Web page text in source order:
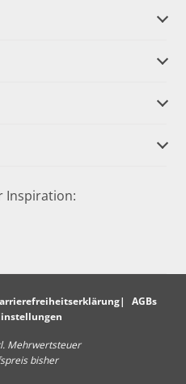
Inspiration:
AGBs
Mehrwertsteuer
bisher